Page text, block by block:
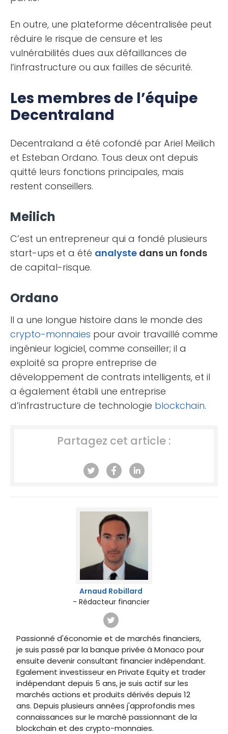
En outre, une plateforme décentralisée peut
réduire le risque de censure et les
vulnérabilités dues aux défaillances de
l’infrastructure ou aux failles de sécurité.
Les membres de l’équipe
Decentraland
Decentraland a été cofondé par Ariel Meilich
et Esteban Ordano. Tous deux ont depuis
quitté leurs fonctions principales, mais
restent conseillers.
Meilich
C’est un entrepreneur qui a fondé plusieurs
start-ups et a été analyste dans un fonds
de capital-risque.
Ordano
Il a une longue histoire dans le monde des
crypto-monnaies pour avoir travaillé comme
ingénieur logiciel, comme conseiller; il a
exploité sa propre entreprise de
développement de contrats intelligents, et il
a également établi une entreprise
d’infrastructure de technologie blockchain.
Partagez cet article :
Arnaud Robillard
- Rédacteur financier
Passionné d'économie et de marchés financiers,
je suis passé par la banque privée à Monaco pour
ensuite devenir consultant financier indépendant.
Egalement investisseur en Private Equity et trader
indépendant depuis 5 ans, je suis actif sur les
marchés actions et produits dérivés depuis 12
ans. Depuis plusieurs années j'approfondis mes
connaissances sur le marché passionnant de la
blockchain et des crypto-monnaies.